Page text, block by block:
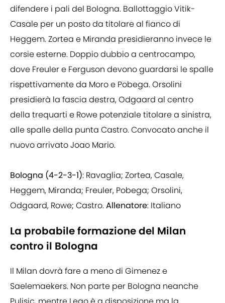
difendere i pali del Bologna. Ballottaggio Vitik-
Casale per un posto da titolare al fianco di
Heggem. Zortea e Miranda presidieranno invece le
corsie esterne. Doppio dubbio a centrocampo,
dove Freuler e Ferguson devono guardarsi le spalle
rispettivamente da Moro e Pobega. Orsolini
presidierà la fascia destra, Odgaard al centro
della trequarti e Rowe potenziale titolare a sinistra,
alle spalle della punta Castro. Convocato anche il
nuovo arrivato Joao Mario.
Bologna (4-2-3-1): Ravaglia; Zortea, Casale,
Heggem, Miranda; Freuler, Pobega; Orsolini,
Odgaard, Rowe; Castro.Allenatore: Italiano
La probabile formazione del Milan
contro il Bologna
Il Milan dovrà fare a meno di Gimenez e
Saelemaekers. Non parte per Bologna neanche